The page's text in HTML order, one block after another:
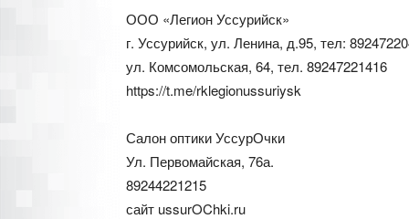
ООО «Легион Уссурийск»
г. Уссурийск, ул. Ленина, д.95, тел:
ул. Комсомольская, 64, тел. 89247221416
https://t.me/rklegionussuriysk
Салон оптики УссурОчки
Ул. Первомайская, 76а.
89244221215
сайт ussurOChki.ru